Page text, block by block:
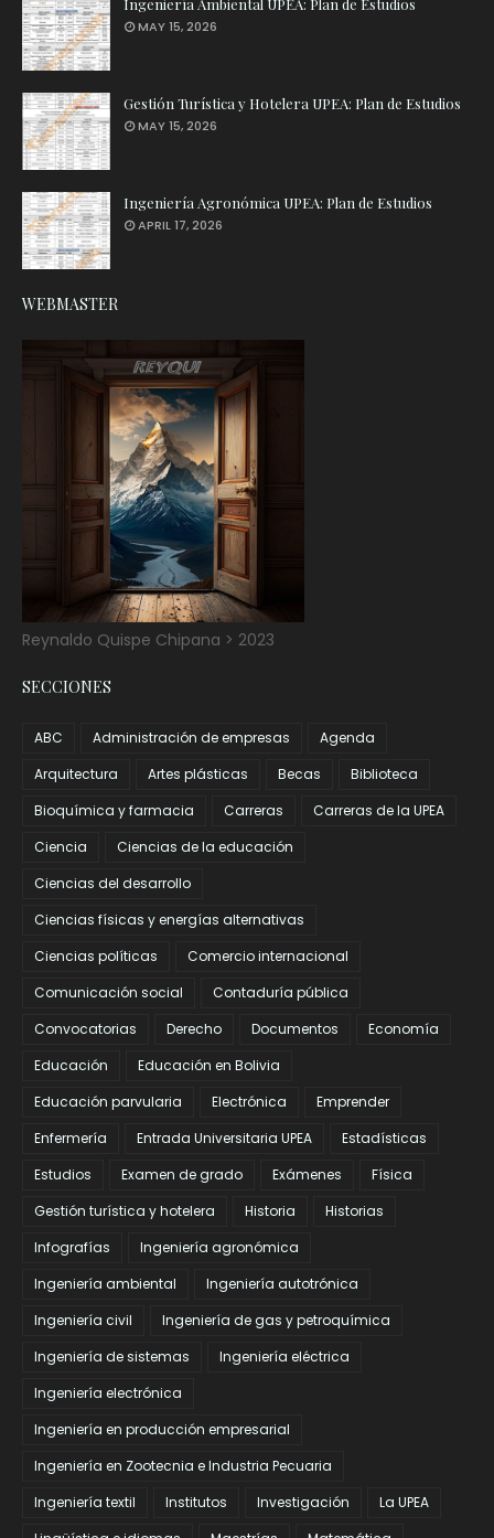
Ingeniería Ambiental UPEA: Plan de Estudios
MAY 15, 2026
Gestión Turística y Hotelera UPEA: Plan de Estudios
MAY 15, 2026
Ingeniería Agronómica UPEA: Plan de Estudios
APRIL 17, 2026
WEBMASTER
Reynaldo Quispe Chipana > 2023
SECCIONES
ABC Administración de empresas
Agenda
Arquitectura
Artes plásticas Becas
Biblioteca
Bioquímica y farmacia
Carreras
Carreras de la UPEA
Ciencia
Ciencias de la educación
Ciencias del desarrollo
Ciencias físicas y energías alternativas
Ciencias políticas
Comercio internacional
Comunicación social
Contaduría pública
Convocatorias
Derecho Documentos
Economía
Educación
Educación en Bolivia
Educación parvularia
Electrónica
Emprender
Enfermería
Entrada Universitaria UPEA
Estadísticas
Estudios
Examen de grado Exámenes
Física
Gestión turística y hotelera
Historia
Historias
Infografías
Ingeniería agronómica
Ingeniería ambiental
Ingeniería autotrónica
Ingeniería civil
Ingeniería de gas y petroquímica
Ingeniería de sistemas
Ingeniería eléctrica
Ingeniería electrónica
Ingeniería en producción empresarial
Ingeniería en Zootecnia e Industria Pecuaria
Ingeniería textil
Institutos Investigación
La UPEA